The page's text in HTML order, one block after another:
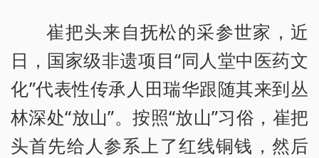
崔把头来自抚松的采参世家，近
日，国家级非遗项目“同人堂中医药文
化”代表性传承人田瑞华跟随其来到丛
林深处“放山”。按照“放山”习俗，崔把
头首先给人参系上了红线铜钱，然后